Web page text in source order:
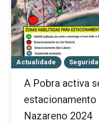
Actualidade
A Pobra activa
Nazareno 2024